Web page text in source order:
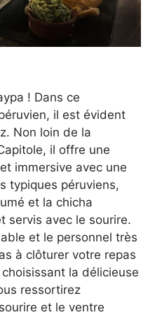
! Dans ce
il est évident
Non loin de la
il offre une
immersive avec une
typiques péruviens,
et la chicha
servis avec le sourire.
et le personnel très
à clôturer votre repas
la délicieuse
ressortirez
et le ventre